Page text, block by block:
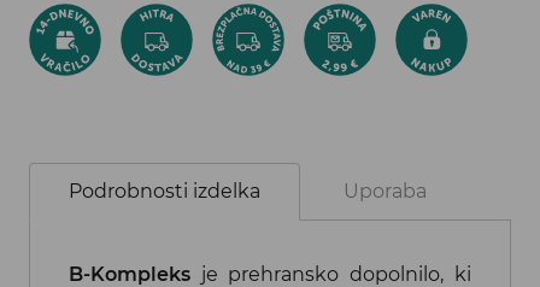
Podrobnosti izdelka Uporaba
B-Kompleksje prehransko dopolnilo, ki